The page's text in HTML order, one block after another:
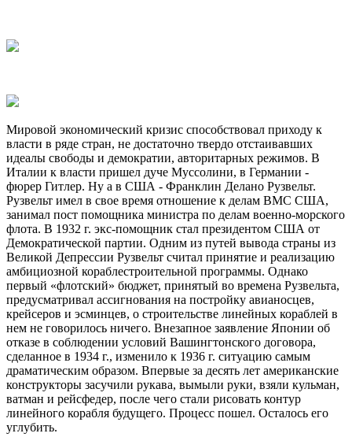
Мировой экономический кризис способствовал приходу к
власти в ряде стран, не достаточно твердо отстаивавших
идеалы свободы и демократии, авторитарных режимов. В
Италии к власти пришел дуче Муссолини, в Германии -
фюрер Гитлер. Ну а в США - Франклин Делано Рузвельт.
Рузвельт имел в свое время отношение к делам ВМС США,
занимал пост помощника министра по делам военно-морского
флота. В 1932 г. экс-помощник стал президентом США от
Демократической партии. Одним из путей вывода страны из
Великой Депрессии Рузвельт считал принятие и реализацию
амбициозной кораблестроительной программы. Однако
первый «флотский» бюджет, принятый во времена Рузвельта,
предусматривал ассигнования на постройку авианосцев,
крейсеров и эсминцев, о строительстве линейных кораблей в
нем не говорилось ничего. Внезапное заявление Японии об
отказе в соблюдении условий Вашингтонского договора,
сделанное в 1934 г., изменило к 1936 г. ситуацию самым
драматическим образом. Впервые за десять лет американские
конструкторы засучили рукава, вымыли руки, взяли кульман,
ватман и рейсфедер, после чего стали рисовать контур
линейного корабля будущего. Процесс пошел. Осталось его
углубить.